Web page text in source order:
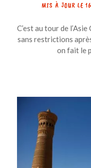
MIS À JOUR LE
C’est au tour de
sans restrictions
on fait le